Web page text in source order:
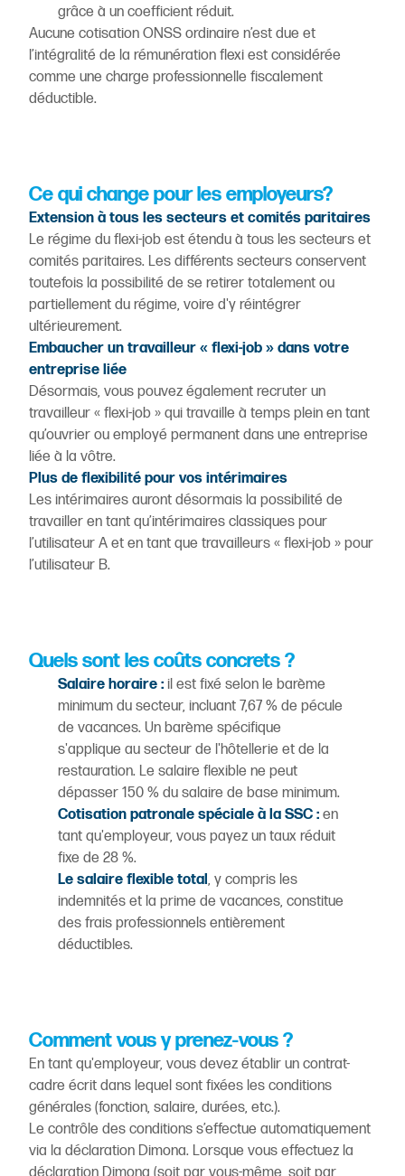
grâce à un coefficient réduit.
Aucune cotisation ONSS ordinaire n’est due et
l’intégralité de la rémunération flexi est considérée
comme une charge professionnelle fiscalement
déductible.
Ce qui change pour les employeurs?
Extension à tous les secteurs et comités paritaires
Le régime du flexi-job est étendu à tous les secteurs et
comités paritaires. Les différents secteurs conservent
toutefois la possibilité de se retirer totalement ou
partiellement du régime, voire d'y réintégrer
ultérieurement.
Embaucher un travailleur « flexi-job » dans votre
entreprise liée
Désormais, vous pouvez également recruter un
travailleur « flexi-job » qui travaille à temps plein en tant
qu’ouvrier ou employé permanent dans une entreprise
liée à la vôtre.
Plus de flexibilité pour vos intérimaires
Les intérimaires auront désormais la possibilité de
travailler en tant qu’intérimaires classiques pour
l’utilisateur A et en tant que travailleurs « flexi-job » pour
l’utilisateur B.
Quels sont les coûts concrets ?
Salaire horaire : il est fixé selon le barème
minimum du secteur, incluant 7,67 % de pécule
de vacances. Un barème spécifique
s'applique au secteur de l'hôtellerie et de la
restauration. Le salaire flexible ne peut
dépasser 150 % du salaire de base minimum.
Cotisation patronale spéciale à la SSC : en
tant qu'employeur, vous payez un taux réduit
fixe de 28 %.
Le salaire flexible total, y compris les
indemnités et la prime de vacances, constitue
des frais professionnels entièrement
déductibles.
Comment vous y prenez-vous ?
En tant qu'employeur, vous devez établir un contrat-
cadre écrit dans lequel sont fixées les conditions
générales (fonction, salaire, durées, etc.).
Le contrôle des conditions s’effectue automatiquement
via la déclaration Dimona. Lorsque vous effectuez la